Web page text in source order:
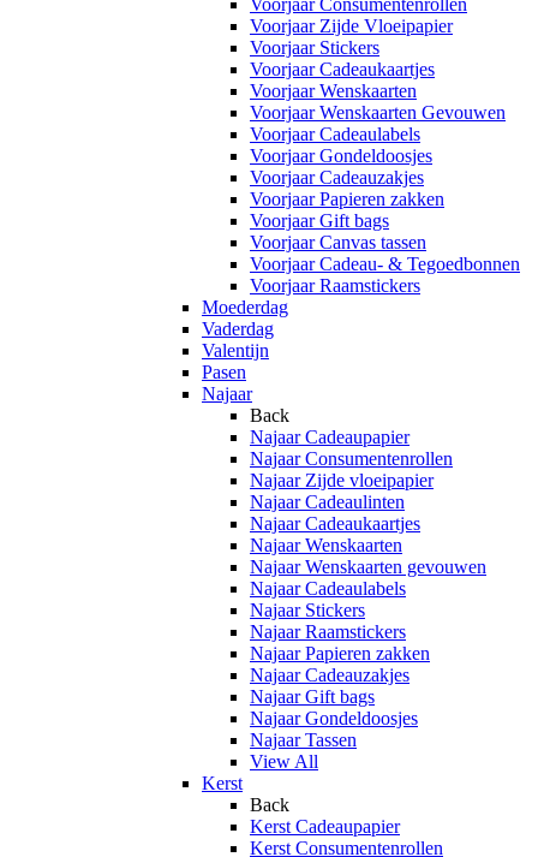
Voorjaar Consumentenrollen
Voorjaar Zijde Vloeipapier
Voorjaar Stickers
Voorjaar Cadeaukaartjes
Voorjaar Wenskaarten
Voorjaar Wenskaarten Gevouwen
Voorjaar Cadeaulabels
Voorjaar Gondeldoosjes
Voorjaar Cadeauzakjes
Voorjaar Papieren zakken
Voorjaar Gift bags
Voorjaar Canvas tassen
Voorjaar Cadeau- & Tegoedbonnen
Voorjaar Raamstickers
Moederdag
Vaderdag
Valentijn
Pasen
Najaar
Back
Najaar Cadeaupapier
Najaar Consumentenrollen
Najaar Zijde vloeipapier
Najaar Cadeaulinten
Najaar Cadeaukaartjes
Najaar Wenskaarten
Najaar Wenskaarten gevouwen
Najaar Cadeaulabels
Najaar Stickers
Najaar Raamstickers
Najaar Papieren zakken
Najaar Cadeauzakjes
Najaar Gift bags
Najaar Gondeldoosjes
Najaar Tassen
View All
Kerst
Back
Kerst Cadeaupapier
Kerst Consumentenrollen